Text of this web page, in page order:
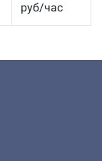
руб/час